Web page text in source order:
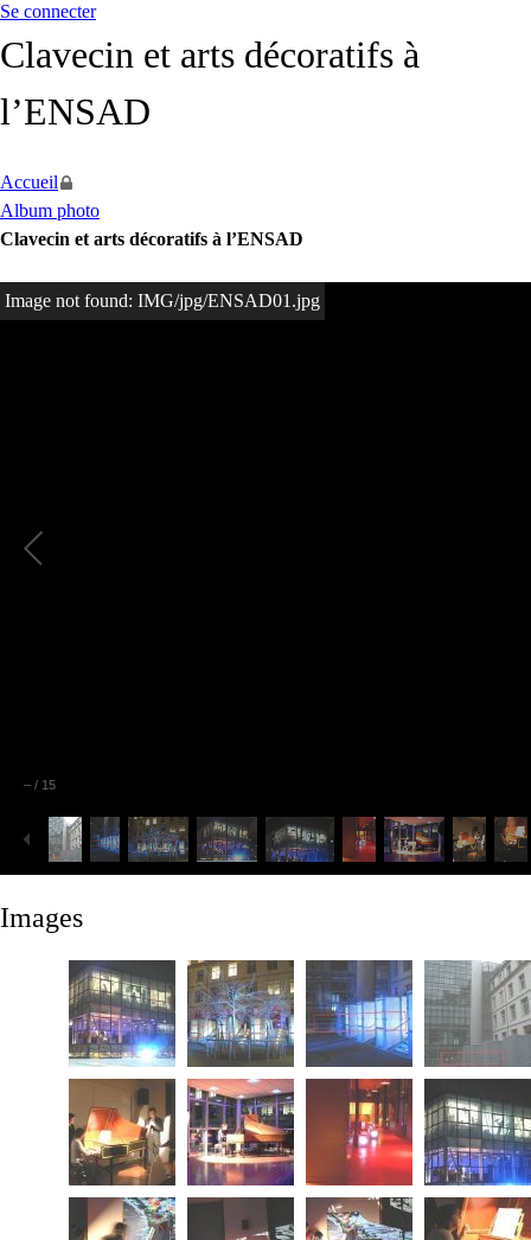
Se connecter
Clavecin et arts décoratifs à
l’ENSAD
Accueil
Album photo
Clavecin et arts décoratifs à l’ENSAD
– / 15
Image not found: IMG/jpg/ENSAD01.jpg
Images